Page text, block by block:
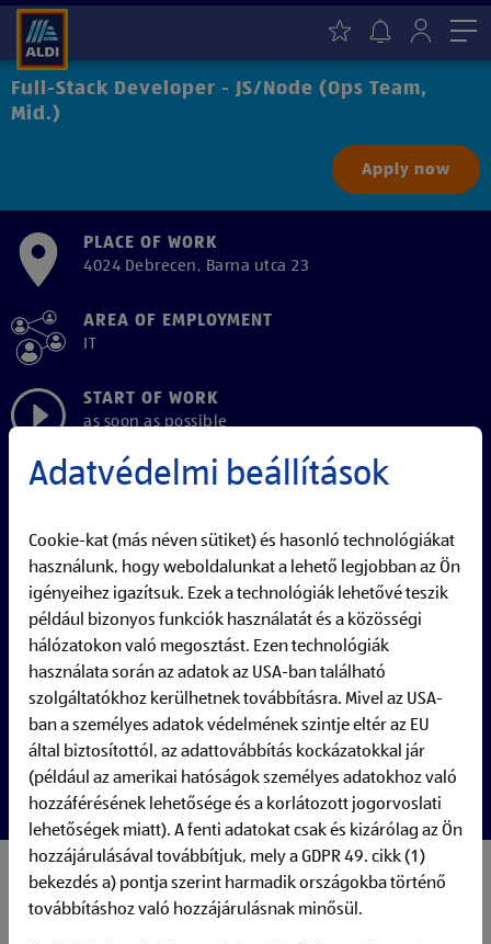
Full-Stack Developer - JS/Node (Ops Team,
Mid.)
Apply now
PLACE OF WORK
4024 Debrecen, Barna utca 23
AREA OF EMPLOYMENT
IT
START OF WORK
as soon as possible
EMPLOYMENT TYPE
My responsibilities:
Fixing and operating mature-stage SAP BTP applications
Adatvédelmi beállítások
Cookie-kat (más néven sütiket) és hasonló technológiákat
használunk, hogy weboldalunkat a lehető legjobban az Ön
igényeihez igazítsuk. Ezek a technológiák lehetővé teszik
például bizonyos funkciók használatát és a közösségi
hálózatokon való megosztást. Ezen technológiák
használata során az adatok az USA-ban található
szolgáltatókhoz kerülhetnek továbbításra. Mivel az USA-
ban a személyes adatok védelmének szintje eltér az EU
által biztosítottól, az adattovábbítás kockázatokkal jár
(például az amerikai hatóságok személyes adatokhoz való
hozzáférésének lehetősége és a korlátozott jogorvoslati
lehetőségek miatt). A fenti adatokat csak és kizárólag az Ön
hozzájárulásával továbbítjuk, mely a GDPR 49. cikk (1)
bekezdés a) pontja szerint harmadik országokba történő
továbbításhoz való hozzájárulásnak minősül.